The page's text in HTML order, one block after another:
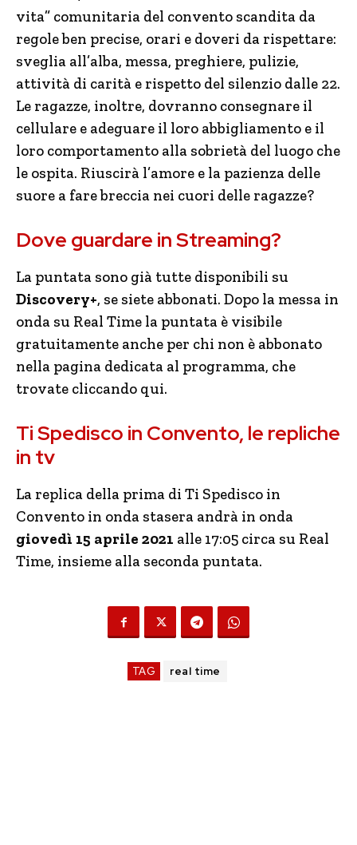
vita” comunitaria del convento scandita da
regole ben precise, orari e doveri da rispettare:
sveglia all’alba, messa, preghiere, pulizie,
attività di carità e rispetto del silenzio dalle 22.
Le ragazze, inoltre, dovranno consegnare il
cellulare e adeguare il loro abbigliamento e il
loro comportamento alla sobrietà del luogo che
le ospita. Riuscirà l’amore e la pazienza delle
suore a fare breccia nei cuori delle ragazze?
Dove guardare in Streaming?
La puntata sono già tutte disponibili su
Discovery+, se siete abbonati. Dopo la messa in
onda su Real Time la puntata è visibile
gratuitamente anche per chi non è abbonato
nella pagina dedicata al programma, che
trovate cliccando qui.
Ti Spedisco in Convento, le repliche
in tv
La replica della prima di Ti Spedisco in
Convento in onda stasera andrà in onda
giovedì 15 aprile 2021 alle 17:05 circa su Real
Time, insieme alla seconda puntata.
TAG real time